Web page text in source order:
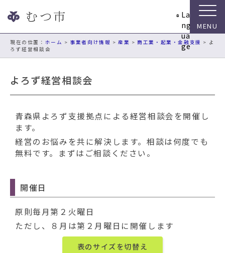
ビ
La
ng
ua
ge
現在の位置： ホーム > 事業者向け情報 >産業 >商工業・起業・金融支援 > よ
ろず経営相談会
よろず経営相談会
青森県よろず支援拠点による経営相談会を開催し
ます。
経営のお悩みを共に解決します。相談は何度でも
無料です。まずはご相談ください。
開催日
原則毎月第２火曜日
ただし、８月は第２月曜日に開催します
表のサイズを切替え